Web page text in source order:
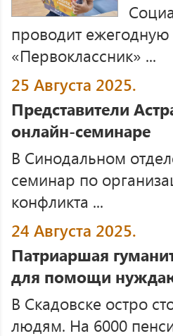
проводит
«Первоклассник» ...
25 Августа 2025.
Представители
онлайн-семинаре
В Синодальном
семинар по
конфликта ...
24 Августа 2025.
Патриаршая
для помощи
В Скадовске остро
людям. На 6000